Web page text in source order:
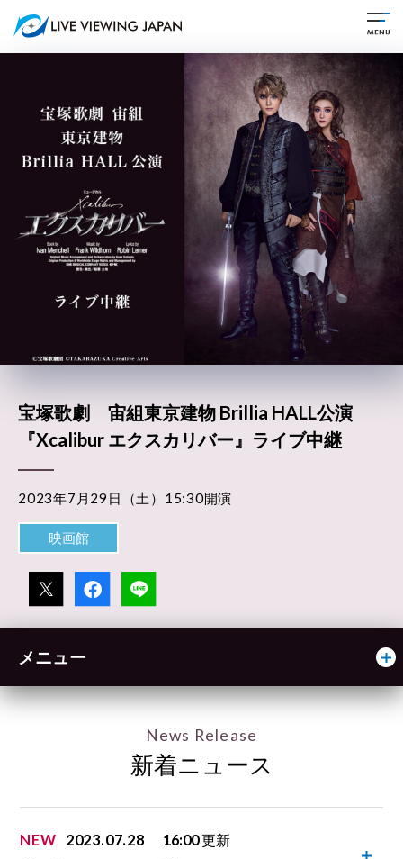
宝塚歌劇 宙組東京建物 Brillia HALL公演
『Xcalibur エクスカリバー』ライブ中継
2023年7月29日（土）15:30開演
映画館
メニュー
News Release
新着ニュース
NEW 2023.07.28 16:00更新